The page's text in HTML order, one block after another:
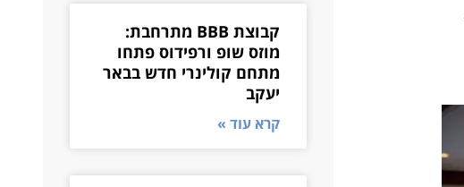
קבוצת BBB מתרחבת:
מוזס שופ ורפידוס פתחו
מתחם קולינרי חדש בבאר
יעקב
קרא עוד »